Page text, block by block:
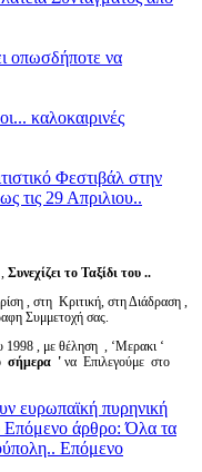
οπωσδήποτε να
καλοκαιρινές
Φεστιβάλ στην
τις 29 Απριλιου..
Συνεχίζει το Ταξίδι του ..
, στη Κριτική, στη Διάδραση ,
Συμμετοχή σας.
1998 , με θέληση , ‘Μερακι ‘
σήμερα ' να Επιλεγούμε στο
ευρωπαϊκή πυρηνική
Επόμενο άρθρο: Όλα τα
Επόμενο